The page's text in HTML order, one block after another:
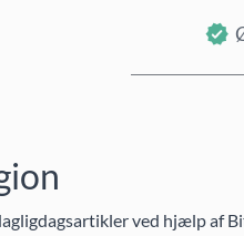
ved hjælp af